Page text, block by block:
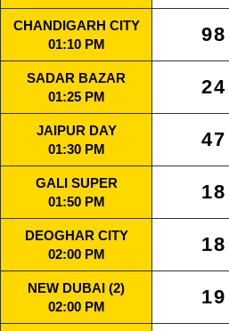
CHANDIGARH CITY
01:10 PM
98
SADAR BAZAR
01:25 PM
24
JAIPUR DAY
01:30 PM
47
GALI SUPER
01:50 PM
18
DEOGHAR CITY
02:00 PM
18
NEW DUBAI (2)
02:00 PM
19